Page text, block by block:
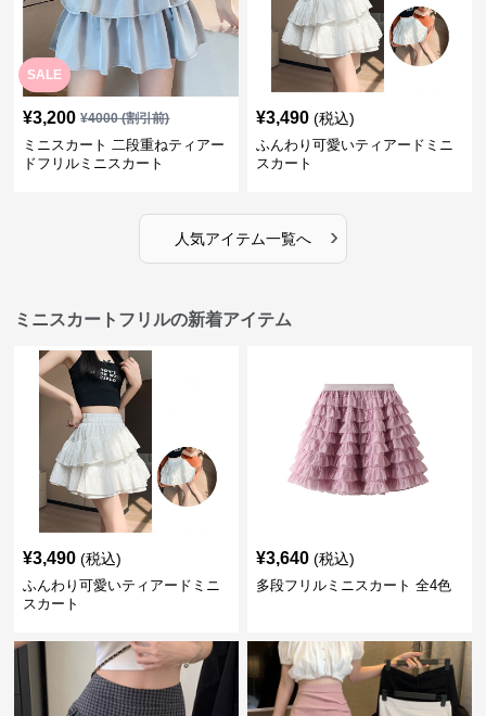
SALE
¥3,200 ¥4000(割引前)
ミニスカート 二段重ねティアー
ドフリルミニスカート
¥3,490 (税込)
ふんわり可愛いティアードミニ
スカート
人気アイテム一覧へ ›
ミニスカートフリルの新着アイテム
¥3,490 (税込)
ふんわり可愛いティアードミニ
スカート
¥3,640 (税込)
多段フリルミニスカート 全4色